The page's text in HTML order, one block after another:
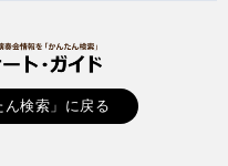
検索」に戻る